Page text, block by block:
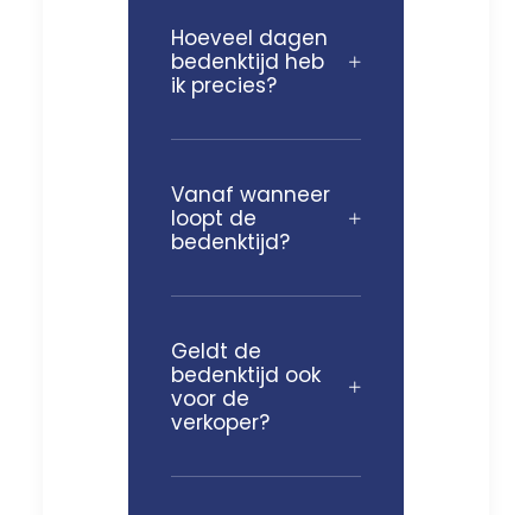
Hoeveel dagen
bedenktijd heb
ik precies?
Vanaf wanneer
loopt de
bedenktijd?
Geldt de
bedenktijd ook
voor de
verkoper?